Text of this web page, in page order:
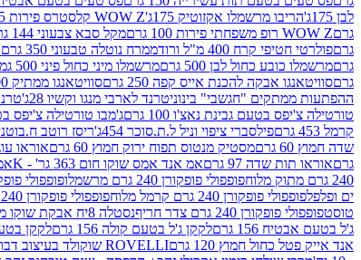
לבן 175ג'
הריבו מרשמלו אקזוטיק 175ג' WOW Z קלסטרס פירות 85 גרם
גרםWOW Z רופ משפחתי פירות 100 גרם מקל סבא צבעוני 144 גרם
גרםפולרטי חטיפי קרח 400 מ"ל ורוד ממרח נוטלה טבעוני 350 גרם
גרםמרשמלו כובע כחול לבן 500 גרם מרשמלו מיני כחול פיני 500 ג
גרםסוויטאנגו אבקה להכנת אייס קפה 250 גרם סוויטאנגו ממתיק 700 גרם
ההפתעות ממתקים "חגשבי" בינוניטרנד לארבי מנגו וקשיו 28ג'
טורטילה צ'יפס בטעם גבינת נאצ'ו 100 גרם
ג'מבו טורטילה צ'יפס בטעם
קרמל 453 גרם
פילסברי ציפוי וניל ל.ת.סוכר 454ג' ריסז רוטב ח.בוטנים
שדה חמוץ 60 גרם
מסטיק מנטוס תפוח ירוק חמוץ 60 גרם אוראו
גרםאוראו תות שדה 97 גרם אמ אנד אמס שוקו חום 363 גר' - K
240 גרם מתוק מלוח
פופפולי פופקורן 240 גרם מרשמלו פופפולי פופקורן 240 גרם
ים ופלפלפופפולי פופקורן 240 גרם קרמל מלוח פופפולי פופקורן 240 גרם צדר לבן
טוסטפופפולי פופקורן 240 גרם צדר חריף נסטלה 8יח אבקת שוקו מרשמלו 193.6ג'
ג'ל בטעם אבטיח 156 גרם
לקקן ג'ל בטעם קולה 156 גרם לקקן בטעם
אנד אייק פטל כחול חמוץ 120 גרם
ROVELLI שוקולד בעיצוב דבורה פרלינים 800 גרם